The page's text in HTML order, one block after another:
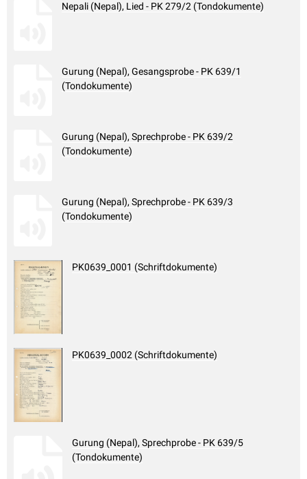
Nepali (Nepal), Lied - PK 279/2 (Tondokumente)
Gurung (Nepal), Gesangsprobe - PK 639/1
(Tondokumente)
Gurung (Nepal), Sprechprobe - PK 639/2
(Tondokumente)
Gurung (Nepal), Sprechprobe - PK 639/3
(Tondokumente)
PK0639_0001 (Schriftdokumente)
PK0639_0002 (Schriftdokumente)
Gurung (Nepal), Sprechprobe - PK 639/5
(Tondokumente)